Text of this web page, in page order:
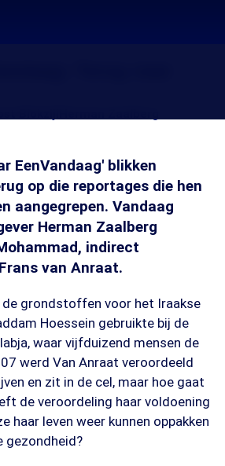
EenVandaag' blikken
op die reportages die hen
aangegrepen. Vandaag
Herman Zaalberg
indirect
van Anraat.
de grondstoffen voor het Iraakse
Hoessein gebruikte bij de
waar vijfduizend mensen de
werd Van Anraat veroordeeld
en zit in de cel, maar hoe gaat
de veroordeling haar voldoening
haar leven weer kunnen oppakken
gezondheid?